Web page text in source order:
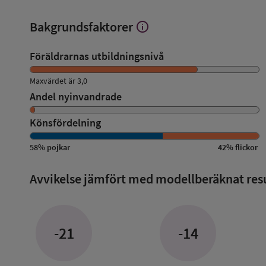
Bakgrundsfaktorer Visa
Bakgrundsfaktorer
info
Föräldrarnas utbildningsnivå
Maxvärdet är 3,0
Andel nyinvandrade
Könsfördelning
58% pojkar 42%flickor
Avvikelse jämfört med modellberäknat
-21 -14